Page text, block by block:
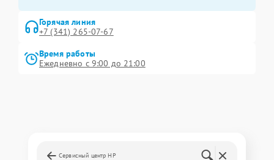
Горячая линия
+7 (341) 265-07-67
Время работы
Ежедневно с 9:00 до 21:00
Сервисный центр HP